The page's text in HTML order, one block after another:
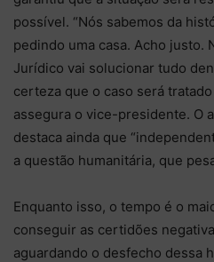
possível. “Nós sabemos da
pedindo uma casa. Acho justo.
Jurídico vai solucionar tudo
certeza que o caso será
assegura o vice-presidente. O
destaca ainda que
a questão humanitária, que
Enquanto isso, o tempo é o
conseguir as certidões
aguardando o desfecho dessa